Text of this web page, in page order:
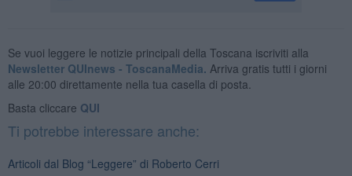
Se vuoi leggere le notizie principali della Toscana iscriviti alla
Newsletter QUInews - ToscanaMedia. Arriva gratis tutti i giorni
alle 20:00 direttamente nella tua casella di posta.
Basta cliccare QUI
Ti potrebbe interessare anche:
Articoli dal Blog “Leggere” di Roberto Cerri